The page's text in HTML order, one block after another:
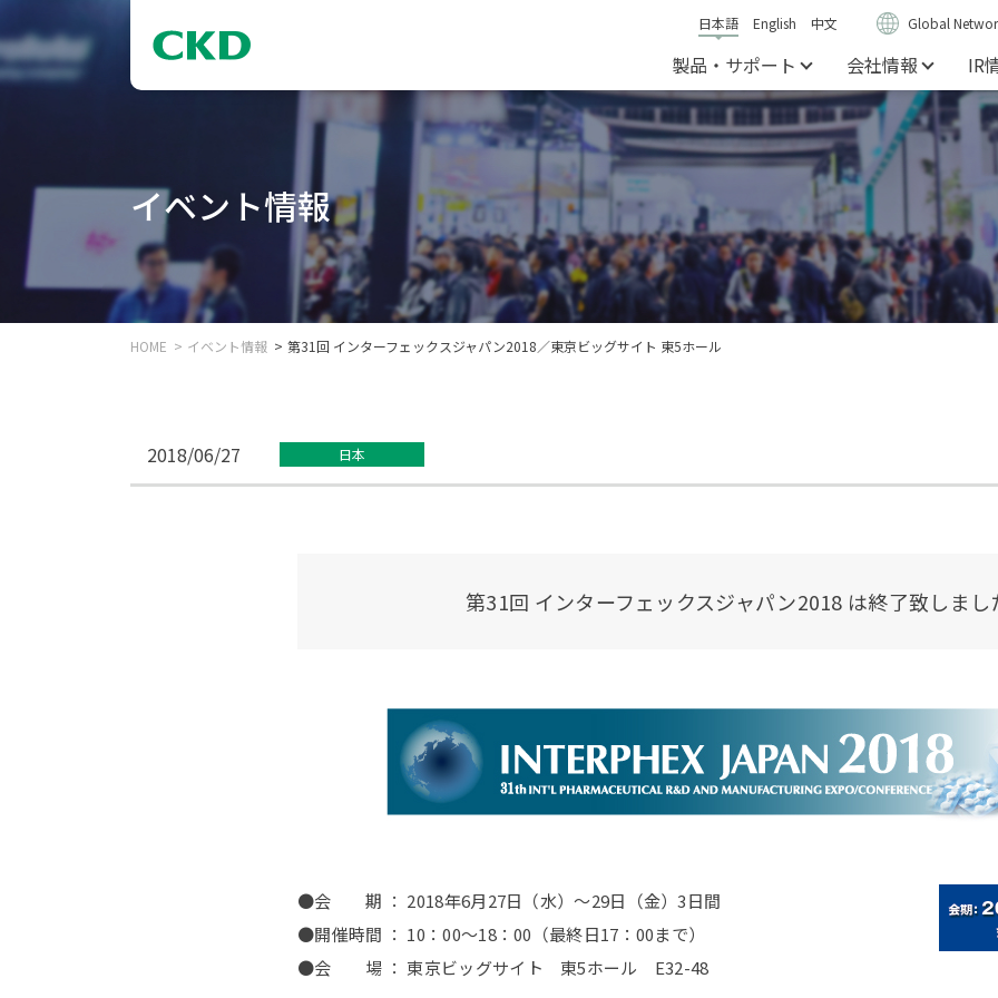
日本語 English 中文 Global
製品・サポート 会社情報 IR
イベント情報
HOME イベント情報 第31回 インターフェックスジャパン2018／東京ビッグサイト 東5ホール
2018/06/27 日本
第31回 インターフェックスジャパン2018 は終了致しまし
●会 期 ： 2018年6月27日（水）～29日（金）3日間
●開催時間 ： 10：00～18：00（最終日17：00まで）
●会 場 ： 東京ビッグサイト 東5ホール E32-48